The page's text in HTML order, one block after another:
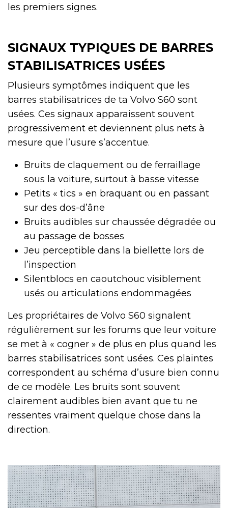
les premiers signes.
SIGNAUX TYPIQUES DE BARRES
STABILISATRICES USÉES
Plusieurs symptômes indiquent que les
barres stabilisatrices de ta Volvo S60 sont
usées. Ces signaux apparaissent souvent
progressivement et deviennent plus nets à
mesure que l’usure s’accentue.
Bruits de claquement ou de ferraillage
sous la voiture, surtout à basse vitesse
Petits « tics » en braquant ou en passant
sur des dos-d’âne
Bruits audibles sur chaussée dégradée ou
au passage de bosses
Jeu perceptible dans la biellette lors de
l’inspection
Silentblocs en caoutchouc visiblement
usés ou articulations endommagées
Les propriétaires de Volvo S60 signalent
régulièrement sur les forums que leur voiture
se met à « cogner » de plus en plus quand les
barres stabilisatrices sont usées. Ces plaintes
correspondent au schéma d’usure bien connu
de ce modèle. Les bruits sont souvent
clairement audibles bien avant que tu ne
ressentes vraiment quelque chose dans la
direction.